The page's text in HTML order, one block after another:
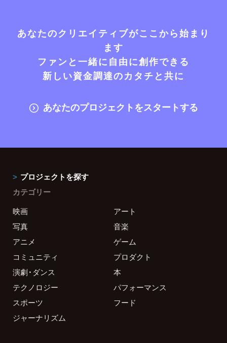
あなたのクリエイティブがここから始まり
ます
ファンと一緒に自由に創作できる
新しい資金調達のカタチと共に
あなたのプロジェクトをスタートする
プロジェクトを探す
カテゴリー
映画
アート
写真
音楽
アニメ
ゲーム
コミュニティ
プロダクト
演劇・ダンス
本
テクノロジー
パフォーマンス
スポーツ
フード
ジャーナリズム